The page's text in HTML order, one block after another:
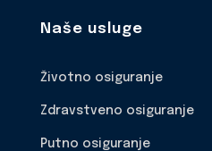
Naše usluge
Životno osiguranje
Zdravstveno osiguranje
Putno osiguranje